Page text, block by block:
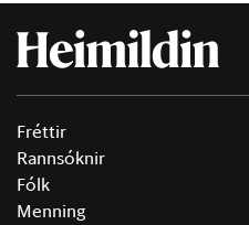
Fréttir
Rannsóknir
Fólk
Menning